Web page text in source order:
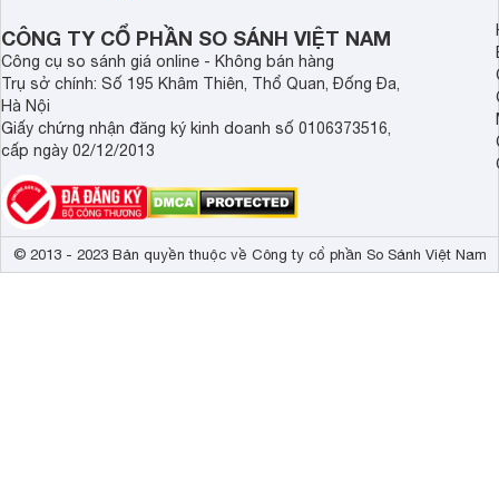
CÔNG TY CỔ PHẦN SO SÁNH VIỆT NAM
Công cụ so sánh giá online - Không bán hàng
Trụ sở chính: Số 195 Khâm Thiên, Thổ Quan, Đống Đa,
Hà Nội
Giấy chứng nhận đăng ký kinh doanh số 0106373516,
cấp ngày 02/12/2013
© 2013 - 2023 Bản quyền thuộc về Công ty cổ phần So Sánh Việt Nam